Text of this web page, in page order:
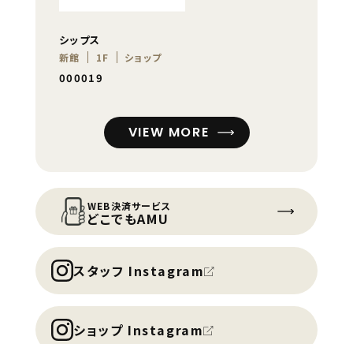
シップス
新館 1F ショップ
000019
VIEW MORE
WEB決済サービス
どこでもAMU
スタッフ Instagram
ショップ Instagram